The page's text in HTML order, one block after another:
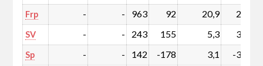
Frp - - 963 92 20,9 2,8
SV - - 243 155 5,3 3,4
Sp - - 142 -178 3,1 -3,6